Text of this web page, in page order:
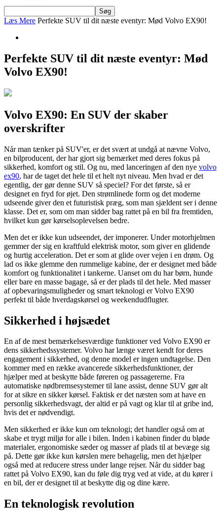
Læs Mere Perfekte SUV til dit næste eventyr: Mød Volvo EX90!
Perfekte SUV til dit næste eventyr: Mød
Volvo EX90!
Volvo EX90: En SUV der skaber
overskrifter
Når man tænker på SUV'er, er det svært at undgå at nævne Volvo,
en bilproducent, der har gjort sig bemærket med deres fokus på
sikkerhed, komfort og stil. Og nu, med lanceringen af den nye volvo
ex90, har de taget det hele til et helt nyt niveau. Men hvad er det
egentlig, der gør denne SUV så speciel? For det første, så er
designet en fryd for øjet. Den strømlinede form og det moderne
udseende giver den et futuristisk præg, som man sjældent ser i denne
klasse. Det er, som om man sidder bag rattet på en bil fra fremtiden,
hvilket kun gør kørselsoplevelsen bedre.
Men det er ikke kun udseendet, der imponerer. Under motorhjelmen
gemmer der sig en kraftfuld elektrisk motor, som giver en glidende
og hurtig acceleration. Det er som at glide over vejen i en drøm. Og
lad os ikke glemme den rummelige kabine, der er designet med både
komfort og funktionalitet i tankerne. Uanset om du har børn, hunde
eller bare en masse bagage, så er der plads til det hele. Med masser
af opbevaringsmuligheder og smart teknologi er Volvo EX90
perfekt til både hverdagskørsel og weekendudflugter.
Sikkerhed i højsædet
En af de mest bemærkelsesværdige funktioner ved Volvo EX90 er
dens sikkerhedssystemer. Volvo har længe været kendt for deres
engagement i sikkerhed, og denne model er ingen undtagelse. Den
kommer med en række avancerede sikkerhedsfunktioner, der
hjælper med at beskytte både føreren og passagererne. Fra
automatiske nødbremsesystemer til lane assist, denne SUV gør alt
for at sikre en sikker kørsel. Faktisk er det næsten som at have en
personlig sikkerhedsvagt, der altid er på vagt og klar til at gribe ind,
hvis det er nødvendigt.
Men sikkerhed er ikke kun om teknologi; det handler også om at
skabe et trygt miljø for alle i bilen. Inden i kabinen finder du bløde
materialer, ergonomiske sæder og masser af plads til at bevæge sig
på. Dette gør ikke kun kørslen mere behagelig, men det hjælper
også med at reducere stress under lange rejser. Når du sidder bag
rattet på Volvo EX90, kan du føle dig tryg ved at vide, at du kører i
en bil, der er designet til at beskytte dig og dine kære.
En teknologisk revolution